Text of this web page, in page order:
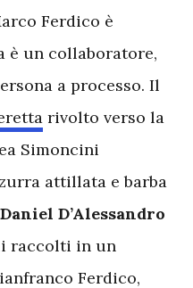
Ferdico è
è un collaboratore,
a processo. Il
rivolto verso la
Simoncini
attillata e barba
Daniel D’Alessandro
raccolti in un
Ferdico,